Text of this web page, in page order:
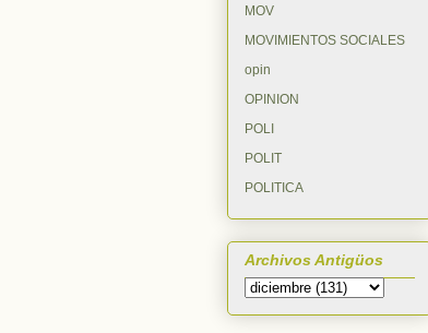
MOV
MOVIMIENTOS SOCIALES
opin
OPINION
POLI
POLIT
POLITICA
Archivos Antigüos